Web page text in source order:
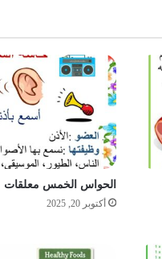
الحواس الخمس معلقات
أكتوبر 20, 2025